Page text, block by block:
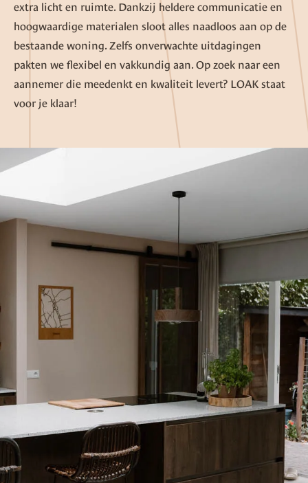
extra licht en ruimte. Dankzij heldere communicatie en
hoogwaardige materialen sloot alles naadloos aan op de
bestaande woning. Zelfs onverwachte uitdagingen
pakten we flexibel en vakkundig aan. Op zoek naar een
aannemer die meedenkt en kwaliteit levert? LOAK staat
voor je klaar!